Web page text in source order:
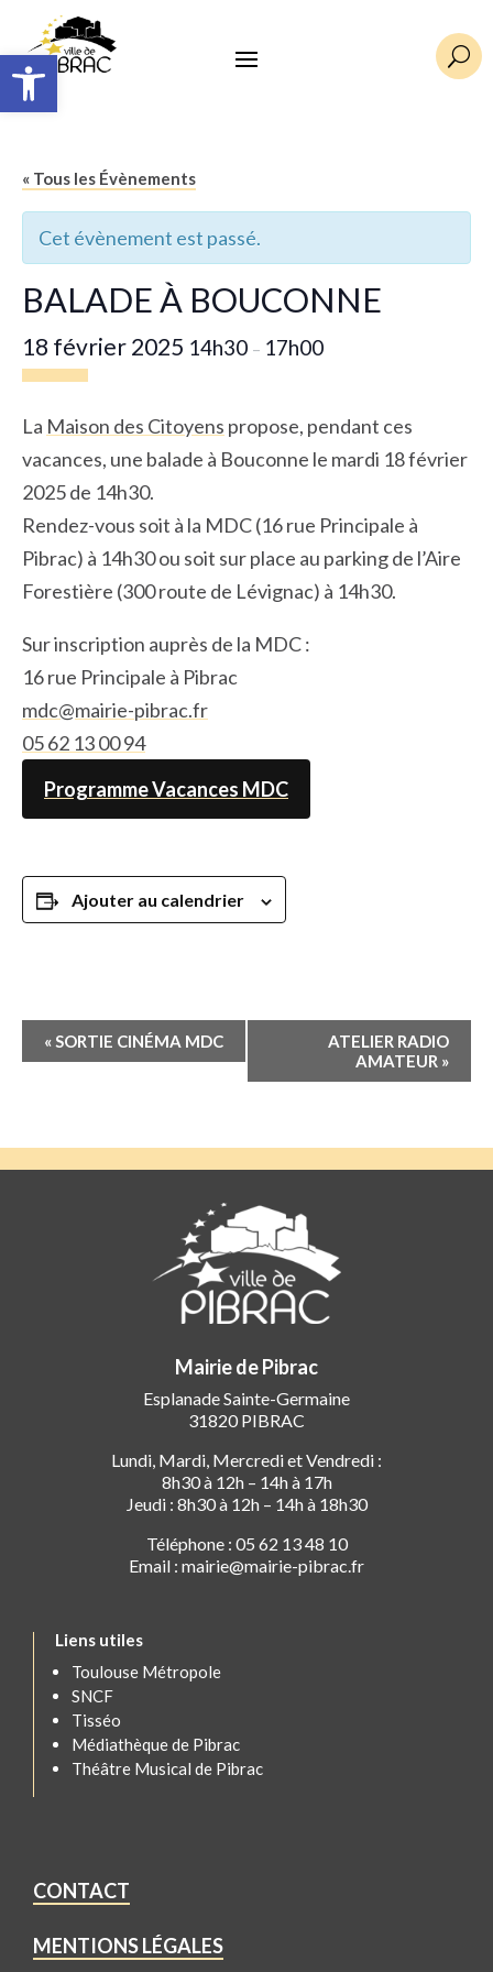
Ouvrir la barre d’outils U
« Tous les Évènements
Cet évènement est passé.
BALADE À BOUCONNE
18 février 2025 14h30 – 17h00
La Maison des Citoyens propose, pendant ces
vacances, une balade à Bouconne le mardi 18 février
2025 de 14h30.
Rendez-vous soit à la MDC (16 rue Principale à
Pibrac) à 14h30 ou soit sur place au parking de l’Aire
Forestière (300 route de Lévignac) à 14h30.
Sur inscription auprès de la MDC :
16 rue Principale à Pibrac
mdc@mairie-pibrac.fr
05 62 13 00 94
Programme Vacances MDC
Ajouter au calendrier
Navigation
Évènement
«SORTIE CINÉMA MDC
ATELIER RADIO
AMATEUR »
Mairie de Pibrac
Esplanade Sainte-Germaine
31820 PIBRAC
Lundi, Mardi, Mercredi et Vendredi :
8h30 à 12h – 14h à 17h
Jeudi : 8h30 à 12h – 14h à 18h30
Téléphone : 05 62 13 48 10
Email : mairie@mairie-pibrac.fr
Liens utiles
Toulouse Métropole
SNCF
Tisséo
Médiathèque de Pibrac
Théâtre Musical de Pibrac
CONTACT
MENTIONS LÉGALES